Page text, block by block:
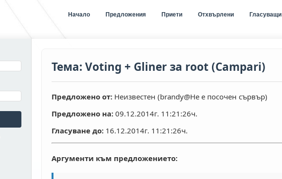
Начало Предложения Приети Отхвърлени Гласуващи
Тема: Voting + Gliner за root (Campari)
Предложено от: Неизвестен (brandy@Не е посочен сървър)
Предложено на: 09.12.2014г. 11:21:26ч.
Гласуване до: 16.12.2014г. 11:21:26ч.
Аргументи към предложението: